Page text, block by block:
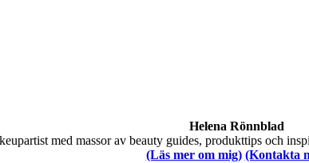
Helena Rönnblad
med massor av beauty guides, produkttips och
(Läs mer om mig) (Kontakta